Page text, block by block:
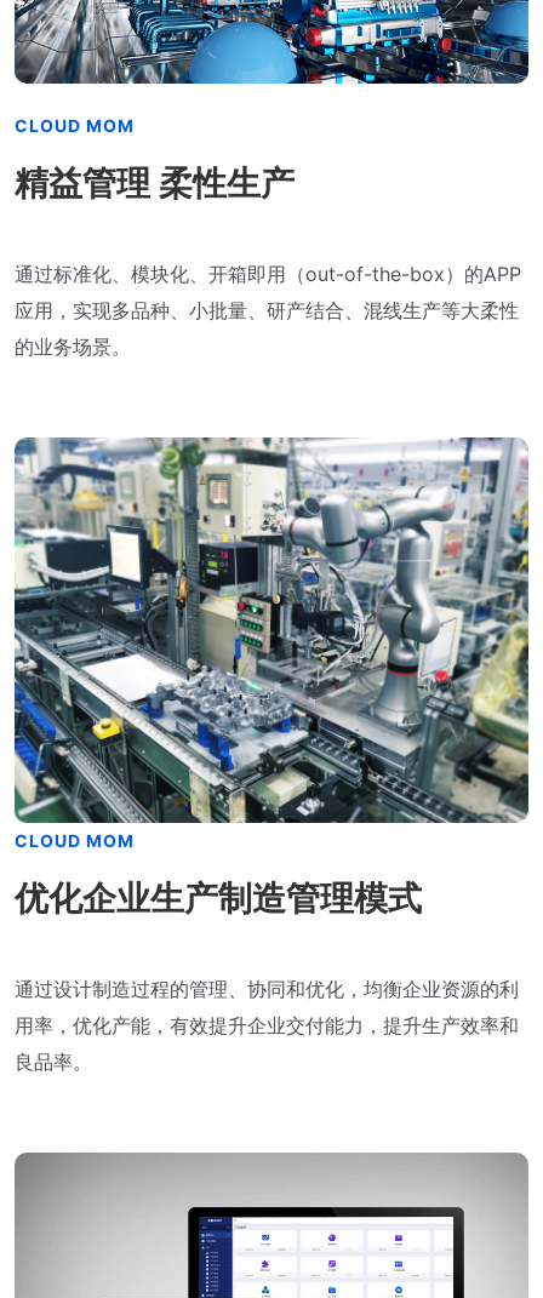
CLOUD MOM
精益管理 柔性生产
通过标准化、模块化、开箱即用（out-of-the-box）的APP
应用，实现多品种、小批量、研产结合、混线生产等大柔性
的业务场景。
CLOUD MOM
优化企业生产制造管理模式
通过设计制造过程的管理、协同和优化，均衡企业资源的利
用率，优化产能，有效提升企业交付能力，提升生产效率和
良品率。